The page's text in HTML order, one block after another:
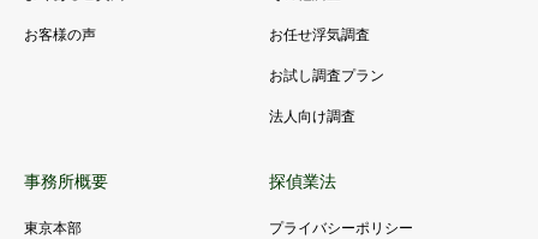
お客様の声
お任せ浮気調査
お試し調査プラン
法人向け調査
事務所概要
東京本部
探偵業法
プライバシーポリシー